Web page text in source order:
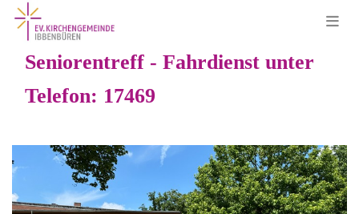
Seniorentreff - Fahrdienst unter
Telefon: 17469